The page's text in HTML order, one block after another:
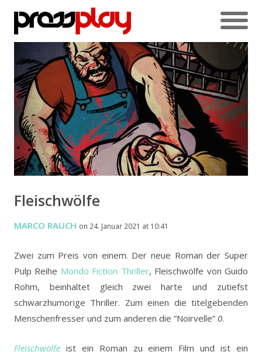
Fleischwölfe
MARCO RAUCH on 24. Januar 2021 at 10:41
Zwei zum Preis von einem. Der neue Roman der Super
Pulp Reihe Mondo Fiction Thriller, Fleischwölfe von Guido
Rohm, beinhaltet gleich zwei harte und zutiefst
schwarzhumorige Thriller. Zum einen die titelgebenden
Menschenfresser und zum anderen die “Noirvelle” 0.
Fleischwölfe ist ein Roman zu einem Film und ist ein